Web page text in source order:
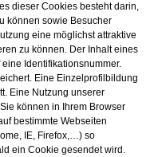
dieser Cookies besteht darin,
können sowie Besucher
eine möglichst attraktive
zu können. Der Inhalt eines
Identifikationsnummer.
Eine Einzelprofilbildung
Eine Nutzung unserer
können in Ihrem Browser
bestimmte Webseiten
IE, Firefox,…) so
ein Cookie gesendet wird.